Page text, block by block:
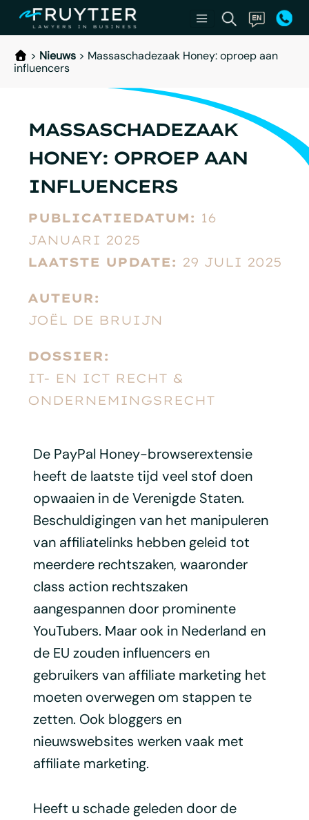
> Nieuws > Massaschadezaak Honey: oproep aan
influencers
MASSASCHADEZAAK
HONEY: OPROEP AAN
INFLUENCERS
PUBLICATIEDATUM: 16
JANUARI 2025
LAATSTE UPDATE: 29 JULI 2025
AUTEUR:
JOËL DE BRUIJN
DOSSIER:
IT- EN ICT RECHT &
ONDERNEMINGSRECHT
De PayPal Honey-browserextensie
heeft de laatste tijd veel stof doen
opwaaien in de Verenigde Staten.
Beschuldigingen van het manipuleren
van affiliatelinks hebben geleid tot
meerdere rechtszaken, waaronder
class action rechtszaken
aangespannen door prominente
YouTubers. Maar ook in Nederland en
de EU zouden influencers en
gebruikers van affiliate marketing het
moeten overwegen om stappen te
zetten. Ook bloggers en
nieuwswebsites werken vaak met
affiliate marketing.
Heeft u schade geleden door de